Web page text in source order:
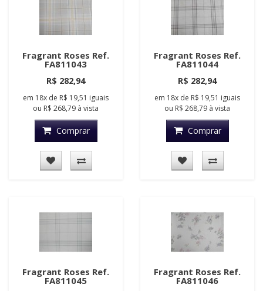
Fragrant Roses Ref.
FA811043
R$ 282,94
em 18x de R$ 19,51 iguais
ou R$ 268,79 à vista
Comprar
Fragrant Roses Ref.
FA811044
R$ 282,94
em 18x de R$ 19,51 iguais
ou R$ 268,79 à vista
Comprar
Fragrant Roses Ref.
FA811045
Fragrant Roses Ref.
FA811046